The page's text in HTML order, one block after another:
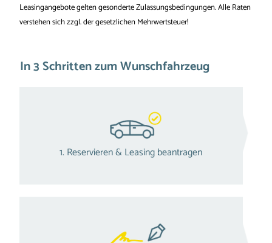
Leasingangebote gelten gesonderte Zulassungsbedingungen. Alle Raten
verstehen sich zzgl. der gesetzlichen Mehrwertsteuer!
In 3 Schritten zum Wunschfahrzeug
1. Reservieren & Leasing beantragen